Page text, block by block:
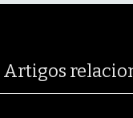
Artigos